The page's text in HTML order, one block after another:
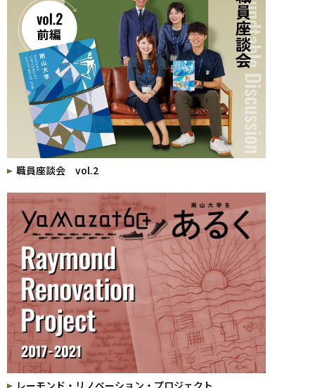
職員座談会 vol.2
レーモンド・リノベーション・プロジェクト